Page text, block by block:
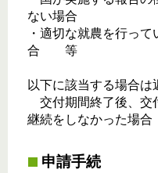
ない場合
・適切な就農を行っ
合 等
以下に該当する場合は
交付期間終了後、交
継続をしなかった場
申請手続